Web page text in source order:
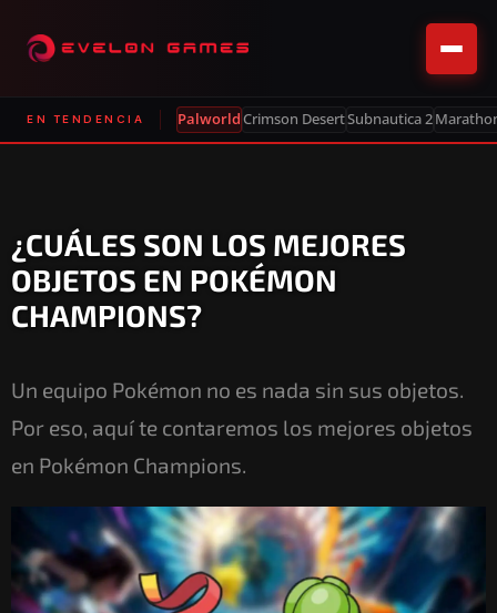
EN TENDENCIA PalworldCrimson DesertSubnautica 2
¿CUÁLES SON LOS MEJORES
OBJETOS EN POKÉMON
CHAMPIONS?
Un equipo Pokémon no es nada sin sus objetos.
Por eso, aquí te contaremos los mejores objetos
en Pokémon Champions.